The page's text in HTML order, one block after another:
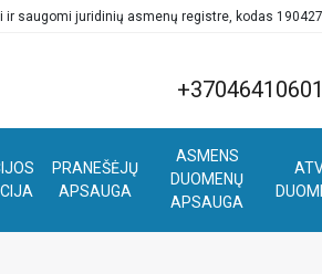
saugomi juridinių asmenų registre, kodas
+37046410601
PRANEŠĖJŲ
APSAUGA
ASMENS
DUOMENŲ
APSAUGA